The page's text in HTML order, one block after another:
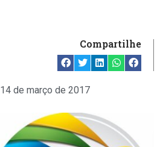
Compartilhe
14 de março de 2017